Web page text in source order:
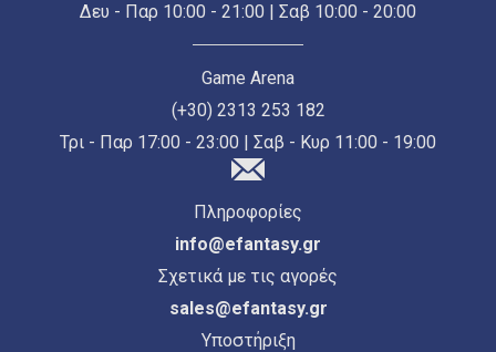
Δευ - Παρ 10:00 - 21:00 | Σαβ 10:00 - 20:00
Game Arena
(+30) 2313 253 182
Τρι - Παρ 17:00 - 23:00 | Σαβ - Κυρ 11:00 - 19:00
Πληροφορίες
info@efantasy.gr
Σχετικά με τις αγορές
sales@efantasy.gr
Υποστήριξη